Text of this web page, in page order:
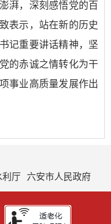
湃，深刻感悟党的百
表示，站在新的历史
记重要讲话精神，坚
的赤诚之情转化为干
事业高质量发展作出
利厅 六安市人民政府